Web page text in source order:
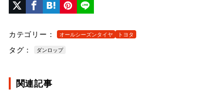
カテゴリー： オールシーズンタイヤ トヨタ
タグ： ダンロップ
関連記事